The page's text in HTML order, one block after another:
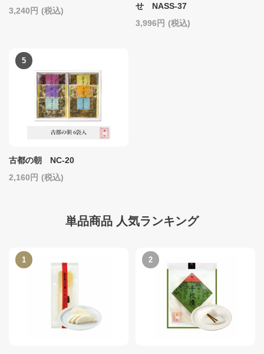
3,240 (税込)
せ NASS-37
3,996
(税込)
古都の朝 NC-20
2,160
(税込)
単品商品 人気ランキング